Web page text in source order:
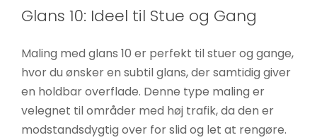
Glans 10: Ideel til Stue og Gang
Maling med glans 10 er perfekt til stuer og gange,
hvor du ønsker en subtil glans, der samtidig giver
en holdbar overflade. Denne type maling er
velegnet til områder med høj trafik, da den er
modstandsdygtig over for slid og let at rengøre.